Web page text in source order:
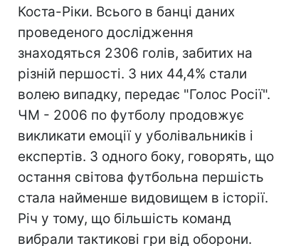
Коста-Ріки. Всього в банці даних
проведеного дослідження
знаходяться 2306 голів, забитих на
різній першості. З них 44,4% стали
волею випадку, передає "Голос Росії".
ЧМ - 2006 по футболу продовжує
викликати емоції у уболівальників і
експертів. З одного боку, говорять, що
остання світова футбольна першість
стала найменше видовищем в історії.
Річ у тому, що більшість команд
вибрали тактикові гри від оборони.